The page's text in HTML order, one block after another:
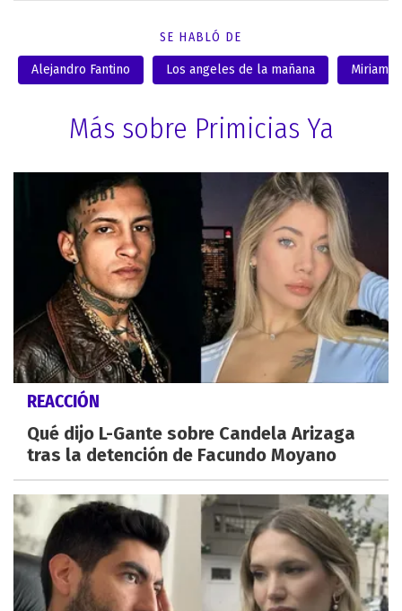
SE HABLÓ DE
Alejandro Fantino Los angeles de la mañana Miriam
Más sobre Primicias Ya
REACCIÓN
Qué dijo L-Gante sobre Candela Arizaga
tras la detención de Facundo Moyano